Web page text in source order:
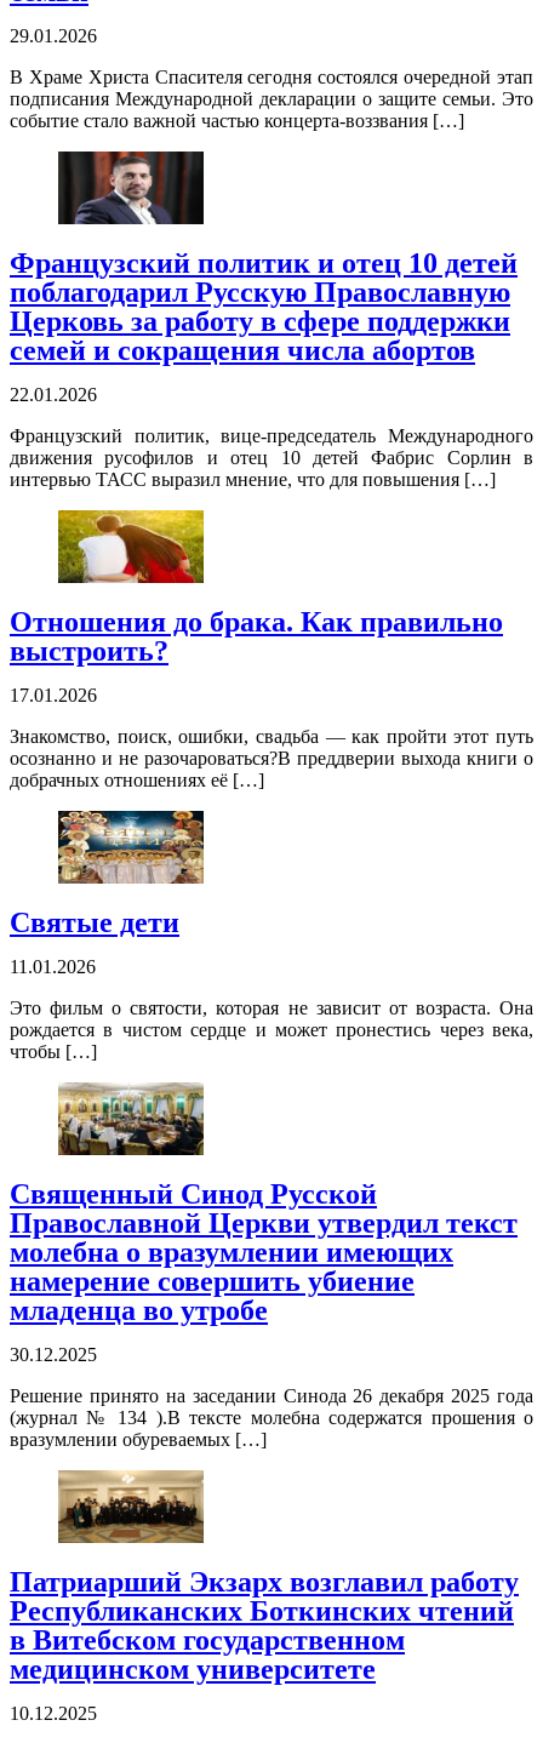
29.01.2026
В Храме Христа Спасителя сегодня состоялся очередной этап
подписания Международной декларации о защите семьи. Это
событие стало важной частью концерта-воззвания […]
Французский политик и отец 10 детей
поблагодарил Русскую Православную
Церковь за работу в сфере поддержки
семей и сокращения числа абортов
22.01.2026
Французский политик, вице-председатель Международного
движения русофилов и отец 10 детей Фабрис Сорлин в
интервью ТАСС выразил мнение, что для повышения […]
Отношения до брака. Как правильно
выстроить?
17.01.2026
Знакомство, поиск, ошибки, свадьба — как пройти этот путь
осознанно и не разочароваться?В преддверии выхода книги о
добрачных отношениях её […]
Святые дети
11.01.2026
Это фильм о святости, которая не зависит от возраста. Она
рождается в чистом сердце и может пронестись через века,
чтобы […]
Священный Синод Русской
Православной Церкви утвердил текст
молебна о вразумлении имеющих
намерение совершить убиение
младенца во утробе
30.12.2025
Решение принято на заседании Синода 26 декабря 2025 года
(журнал № 134 ).В тексте молебна содержатся прошения о
вразумлении обуреваемых […]
Патриарший Экзарх возглавил работу
Республиканских Боткинских чтений
в Витебском государственном
медицинском университете
10.12.2025